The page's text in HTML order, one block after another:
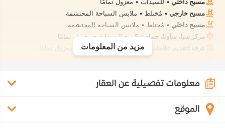
مسبح خارجي • مُختلط • ملابس السباحة المحتشمة
مسبح داخلي • مُختلط • ملابس السباحة المحتشمة
مركز سبا، ساونا، حمام تركي• للسيدات • معزول تمامًا
غرفة لتقديم علاجات السبا، تدليك • تأجير خاص • معزول تمامًا
حوض استحمام ساخن/جاكوزي• في بعض الغرف • شبه معزول
مزيد من المعلومات
معلومات تفصيلية عن العقار
الموقع